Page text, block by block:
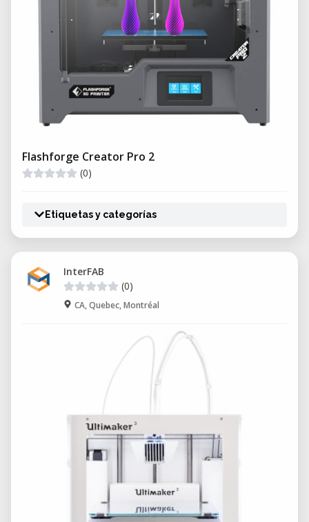
Flashforge Creator Pro 2
(0)
Etiquetas y categorías
InterFAB
(0)
CA, Quebec, Montréal